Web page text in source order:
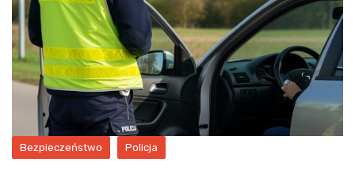
Bezpieczeństwo Policja